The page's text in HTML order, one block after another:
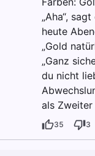
„Aha“,
heute
„Gold
„Ganz
du nicht
als Zweiter
35 3